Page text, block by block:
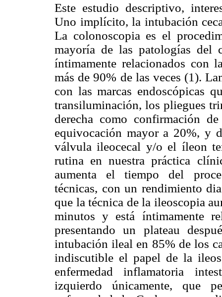
Este estudio descriptivo,
Uno implícito, la intubación
La colonoscopia es el
mayoría de las patologías del
íntimamente relacionados con
más de 90% de las veces (1).
con las marcas endoscópicas
transiluminación, los pliegues
derecha como confirmación
equivocación mayor a 20%, y
válvula ileocecal y/o el íleon
rutina en nuestra práctica
aumenta el tiempo del
técnicas, con un rendimiento
que la técnica de la ileoscopia
minutos y está íntimamente
presentando un plateau
intubación ileal en 85% de los
indiscutible el papel de la
enfermedad inflamatoria
izquierdo únicamente, que